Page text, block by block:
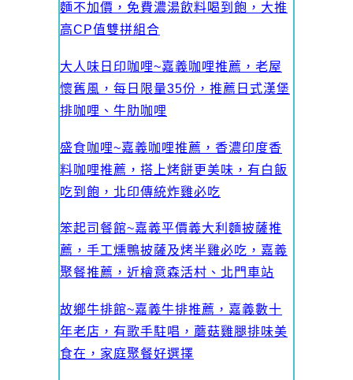
麵不加價，免費濃湯飲料喝到飽，大推
高CP值雙拼組合
大人味日印咖哩~嘉義咖哩推薦，老屋
懷舊風，每日限量35份，推薦日式漢堡
排咖哩、牛肋咖哩
盛食咖哩~嘉義咖哩推薦，香濃印度香
料咖哩推薦，搭上烤餅更美味，有白飯
吃到飽，北印傳統炸雞必吃
笨起司餐館~嘉義平價義大利麵披薩推
薦，手工燻鴨披薩及烤半雞必吃，嘉義
聚餐推薦，近檜意森活村、北門車站
故鄉牛排館~嘉義牛排推薦，嘉義數十
年老店，有歌手駐唱，蘑菇雞腿排味美
食在，家庭聚餐好選擇